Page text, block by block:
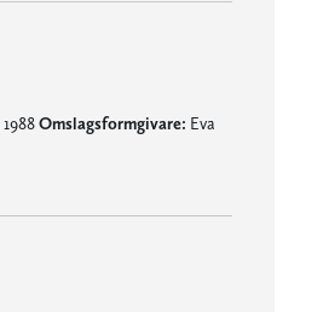
1988Omslagsformgivare: Eva